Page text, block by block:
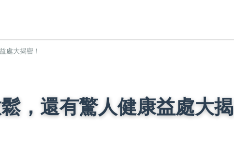
處大揭密！
，還有驚人健康益處大揭